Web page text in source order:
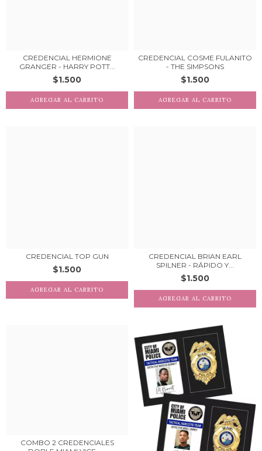
CREDENCIAL HERMIONE
GRANGER - HARRY POTT...
$1.500
CREDENCIAL COSME FULANITO
- THE SIMPSONS
$1.500
CREDENCIAL TOP GUN
$1.500
CREDENCIAL BRIAN EARL
SPILNER - RÁPIDO Y...
$1.500
COMBO 2 CREDENCIALES